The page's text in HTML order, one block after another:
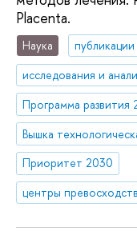
Placenta.
Наука
публикации
исследования и
Программа развития
Вышка
Приоритет 2030
центры